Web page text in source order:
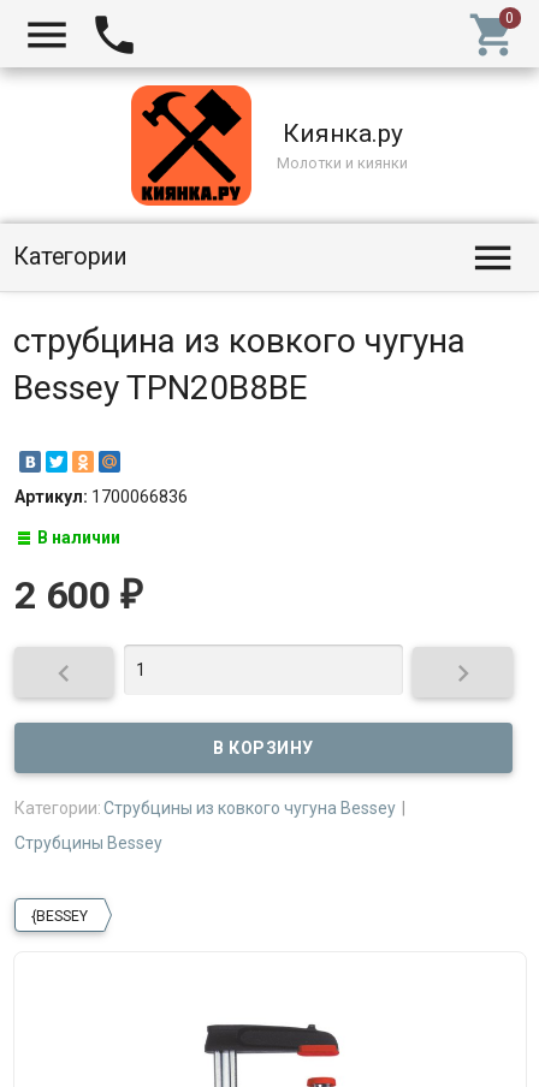
  
Киянка.ру
Молотки и киянки
Категории 
струбцина из ковкого чугуна
Bessey TPN20B8BE
Артикул: 1700066836
В наличии
2 600 ₽
 
Категории:Струбцины из ковкого чугуна Bessey
Струбцины Bessey
{BESSEY